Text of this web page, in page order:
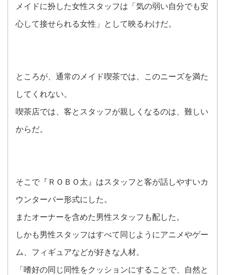
メイドに扮した女性スタッフは「気の弱い自分でも安
心して接せられる女性」として映るわけだ。
ところが、通常のメイド喫茶では、このニーズを満た
してくれない。
喫茶店では、客とスタッフが親しくなるのは、難しい
からだ。
そこで『ＲＯＢＯ太』はスタッフと客が話しやすいカ
ウンターバー形式にした。
またオーナーを含めた男性スタッフも配した。
しかも男性スタッフはすべて同じようにアニメやゲー
ム、フィギュアなどが好きな人材。
「嗜好の同じ同性をクッションにすることで、自然と